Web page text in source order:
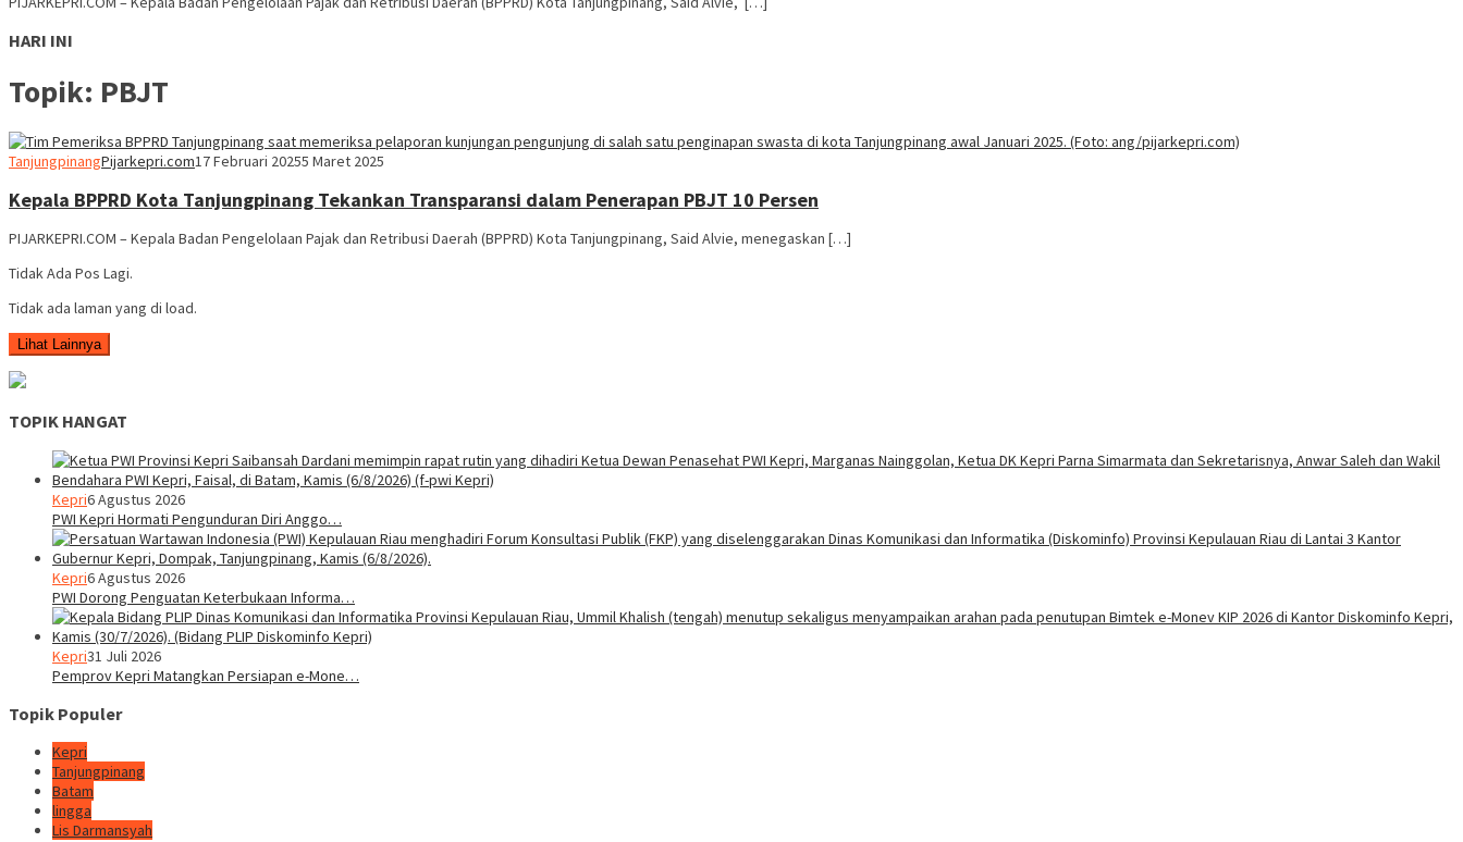
HARI INI
Topik: PBJT
TanjungpinangPijarkepri.com17 Februari 20255 Maret 2025
Kepala BPPRD Kota Tanjungpinang Tekankan Transparansi dalam Penerapan PBJT 10 Persen
PIJARKEPRI.COM – Kepala Badan Pengelolaan Pajak dan Retribusi Daerah (BPPRD) Kota Tanjungpinang, Said Alvie, menegaskan […]
Tidak Ada Pos Lagi.
Tidak ada laman yang di load.
Lihat Lainnya
TOPIK HANGAT
Kepri6 Agustus 2026
PWI Kepri Hormati Pengunduran Diri Anggo…
Kepri6 Agustus 2026
PWI Dorong Penguatan Keterbukaan Informa…
Kepri31 Juli 2026
Pemprov Kepri Matangkan Persiapan e-Mone…
Topik Populer
Kepri
Tanjungpinang
Batam
lingga
Lis Darmansyah